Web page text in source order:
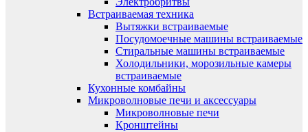
Встраиваемая техника
Вытяжки встраиваемые
Посудомоечные машины встраиваемые
Стиральные машины встраиваемые
Холодильники, морозильные камеры
встраиваемые
Кухонные комбайны
Микроволновые печи и аксессуары
Микроволновые печи
Кронштейны